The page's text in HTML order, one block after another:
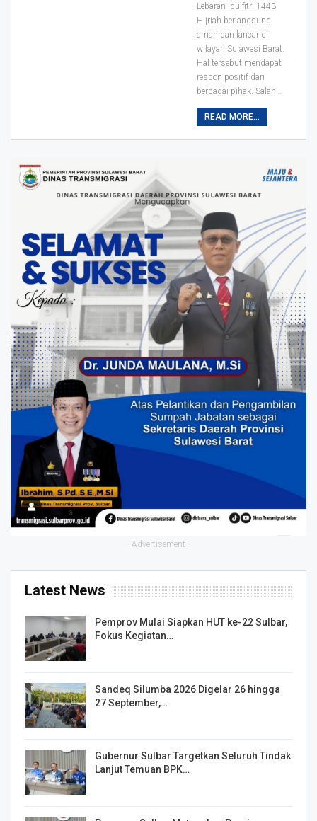
Lebaran Idulfitri 1443
Hijriah berlangsung
aman dan lancar di
wilayah Sulawesi Barat.
Hal tersebut mendapat
respon positif dari
berbagai pihak. Salah…
READ MORE...
- Advertisement -
Latest News
Pemprov Mulai Siapkan HUT ke-22 Sulbar,
Fokus Kegiatan…
Sandeq Silumba 2026 Digelar 26 hingga
27 September,…
Gubernur Sulbar Targetkan Seluruh Tindak
Lanjut Temuan BPK…